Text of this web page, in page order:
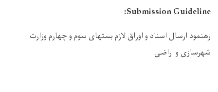
Submission Guideline:
رهنمود ارسال اسناد و اوراق لازم بستهای سوم و چهارم وزارت
شهرسازی و اراضی